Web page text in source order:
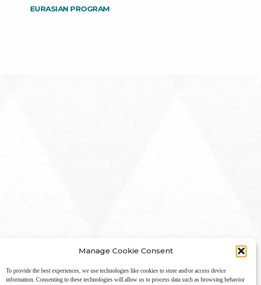
Manage Cookie Consent
To provide the best experiences, we use technologies like cookies to store and/or access device
information. Consenting to these technologies will allow us to process data such as browsing behavior
EURASIAN PROGRAM